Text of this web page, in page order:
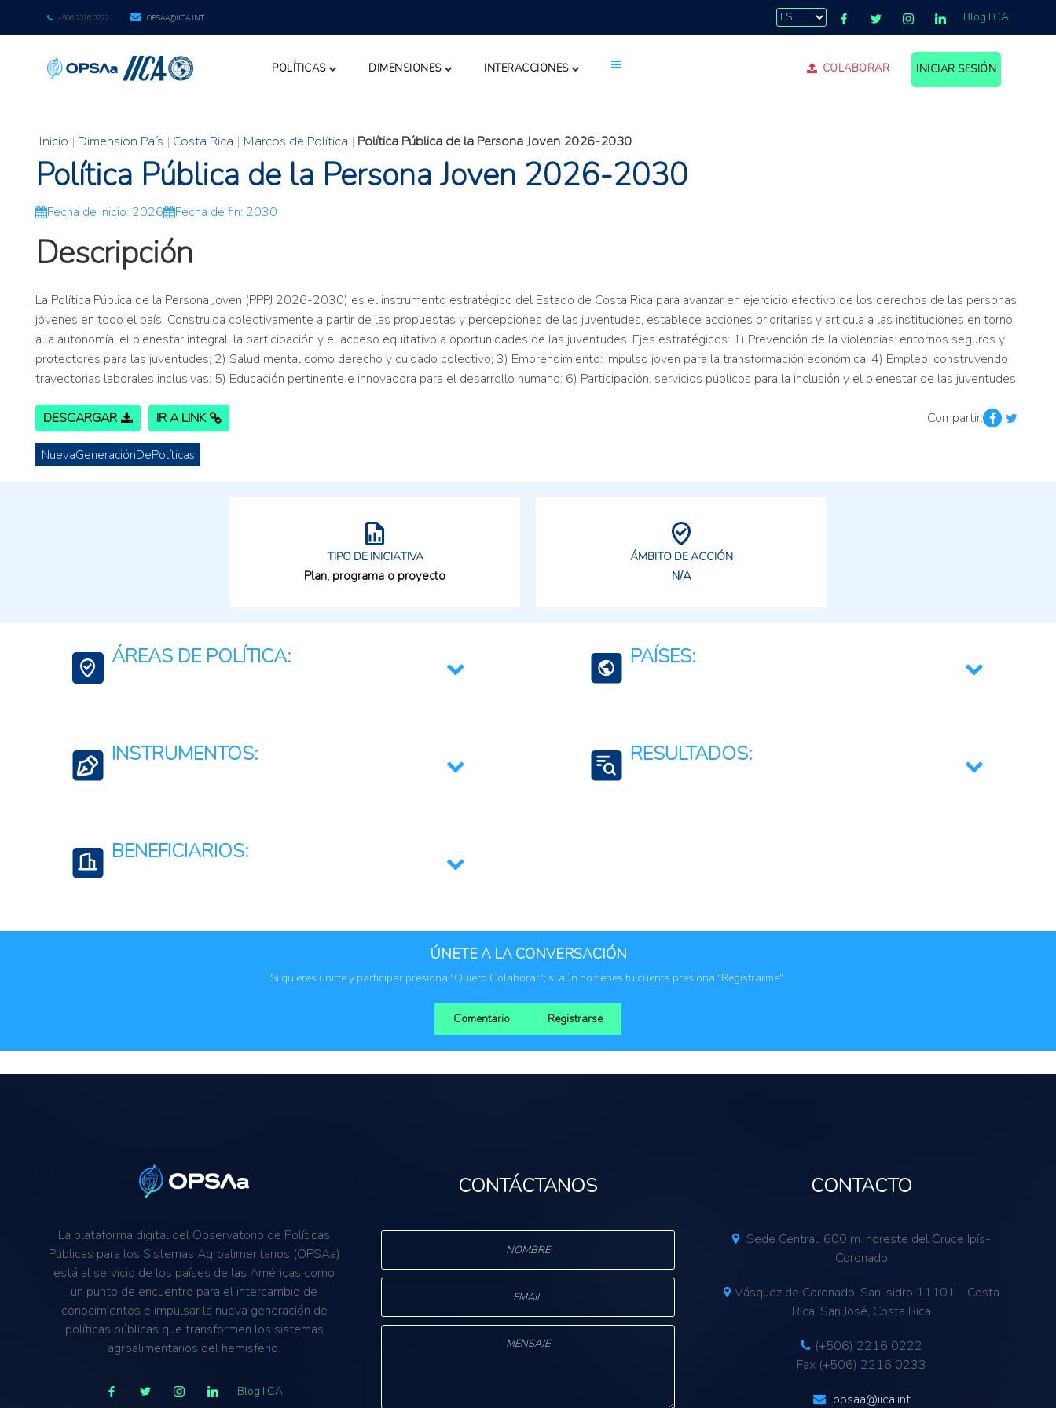
+506 2216 0222 OPSAA@IICA.INT Blog IICA
POLÍTICAS DIMENSIONES INTERACCIONES COLABORAR INICIAR SESIÓN
Inicio | Dimension País | Costa Rica | Marcos de Política | Política Pública de la Persona Joven 2026-2030
Política Pública de la Persona Joven 2026-2030
Fecha de inicio: 2026 Fecha de fin: 2030
Descripción
La Política Pública de la Persona Joven (PPPJ 2026-2030) es el instrumento estratégico del Estado de Costa Rica para avanzar en ejercicio efectivo de los derechos de las personas
jóvenes en todo el país. Construida colectivamente a partir de las propuestas y percepciones de las juventudes, establece acciones prioritarias y articula a las instituciones en torno
a la autonomía, el bienestar integral, la participación y el acceso equitativo a oportunidades de las juventudes. Ejes estratégicos: 1) Prevención de la violencias: entornos seguros y
protectores para las juventudes; 2) Salud mental como derecho y cuidado colectivo; 3) Emprendimiento: impulso joven para la transformación económica; 4) Empleo: construyendo
trayectorias laborales inclusivas; 5) Educación pertinente e innovadora para el desarrollo humano; 6) Participación, servicios públicos para la inclusión y el bienestar de las juventudes.
DESCARGAR IR A LINK Compartir:
NuevaGeneraciónDePolíticas
TIPO DE INICIATIVA
Plan, programa o proyecto
ÁMBITO DE ACCIÓN
N/A
ÁREAS DE POLÍTICA: PAÍSES:
INSTRUMENTOS: RESULTADOS:
BENEFICIARIOS:
ÚNETE A LA CONVERSACIÓN
Si quieres unirte y participar presiona "Quiero Colaborar"; si aún no tienes tu cuenta presiona "Registrarme".
Comentario Registrarse
La plataforma digital del Observatorio de Políticas
Públicas para los Sistemas Agroalimentarios (OPSAa)
está al servicio de los países de las Américas como
un punto de encuentro para el intercambio de
conocimientos e impulsar la nueva generación de
políticas públicas que transformen los sistemas
agroalimentarios del hemisferio.
Blog IICA
CONTÁCTANOS CONTACTO
Sede Central. 600 m. noreste del Cruce Ipís-
Coronado
Vásquez de Coronado, San Isidro 11101 - Costa
Rica. San José, Costa Rica
(+506) 2216 0222
Fax (+506) 2216 0233
opsaa@iica.int